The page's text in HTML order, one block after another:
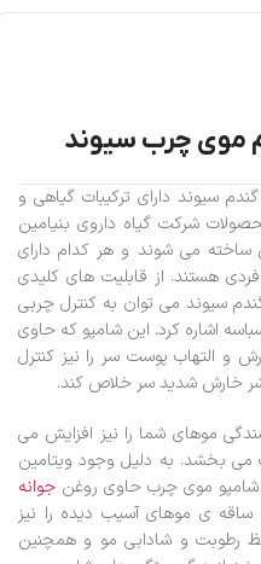
موی چرب سیوند
سیوند دارای ترکیبات گیاهی و
شرکت گیاه داروی بنیامین
ساخته می شوند و هر کدام دارای
هستند. از قابلیت های کلیدی
سیوند می توان به کنترل چربی
اشاره کرد. این شامپو که حاوی
و التهاب پوست سر را نیز کنترل
شر خارش شدید سر خلاص کند.
موهای شما را نیز افزایش می
می بخشد. به دلیل وجود ویتامین
جوانه
ی موهای آسیب دیده را نیز
رطوبت و شادابی مو و همچنین